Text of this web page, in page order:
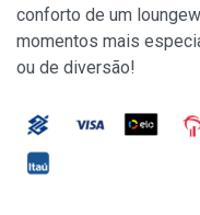
conforto de um
momentos mais
ou de diversão!